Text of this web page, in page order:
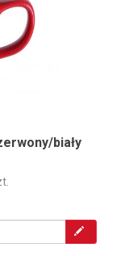
biały